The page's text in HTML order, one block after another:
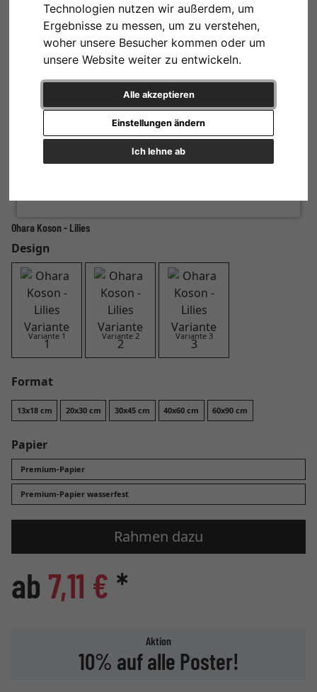
Technologien nutzen wir außerdem, um
Ergebnisse zu messen, um zu verstehen,
woher unsere Besucher kommen oder um
unsere Website weiter zu entwickeln.
Alle akzeptieren
Ich lehne ab
Einstellungen ändern
Ohara Koson - Lilies
Design
Variante 1 Variante 2 Variante 3
Format
13x18 cm 20x30 cm 30x45 cm 40x60 cm 60x90 cm
Papier
Premium-Papier
Premium-Papier wasserfest
Rahmen dazu
ab 7,11 € *
Aktion
10% auf alle Poster!